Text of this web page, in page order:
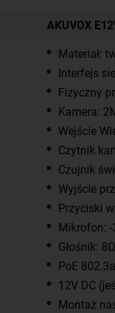
AKUVOX
Materiał:
Interfejs
Fizyczny
Kamera:
Wejście
Czytnik
Czujnik
Wyjście
Przyciski
Mikrofon: -
Głośnik:
PoE
12V DC
Montaż